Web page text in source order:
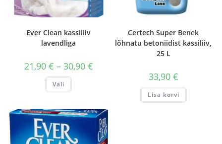
Ever Clean kassiliiv
lavendliga
21,90 € – 30,90 €Hinnavahemik:
21,90 €
Vali
Sellel
on
varianti.
Valikuid
saab
teha
tootelehel.
Certech Super Benek
lõhnatu betoniidist kassiliiv,
25 L
33,90 €
Lisa korvi